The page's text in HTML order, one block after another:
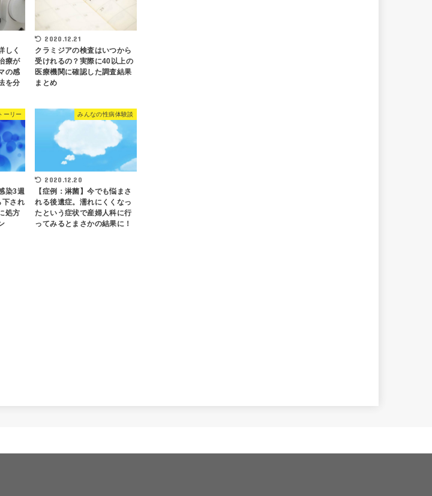
しく
療が
の感
を分
2020.12.21
クラミジアの検査はいつから
受けれるの？実際に40以上の
医療機関に確認した調査結果
まとめ
ーリー
染3週
下され
処方
みんなの性病体験談
2020.12.20
【症例：淋菌】今でも悩まさ
れる後遺症。濡れにくくなっ
たという症状で産婦人科に行
ってみるとまさかの結果に！